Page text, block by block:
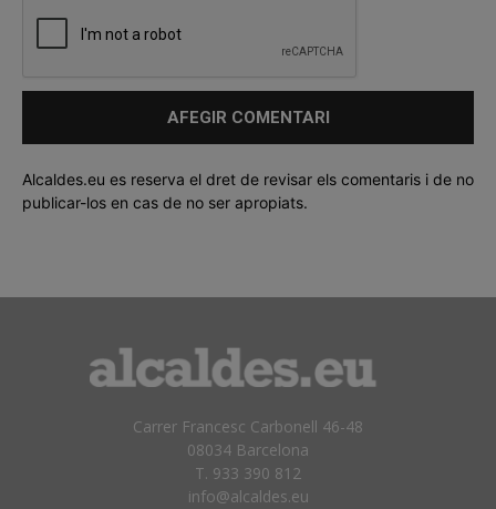
Alcaldes.eu es reserva el dret de revisar els comentaris i de no
publicar-los en cas de no ser apropiats.
Carrer Francesc Carbonell 46-48
08034 Barcelona
T. 933 390 812
info@alcaldes.eu